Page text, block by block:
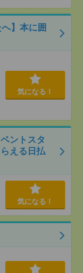
】本に囲
気になる！
ントスタ
える日払
気になる！